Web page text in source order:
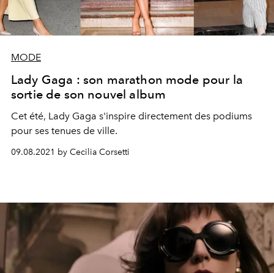
MODE
Lady Gaga : son marathon mode pour la
sortie de son nouvel album
Cet été, Lady Gaga s'inspire directement des podiums
pour ses tenues de ville.
09.08.2021 by Cecilia Corsetti